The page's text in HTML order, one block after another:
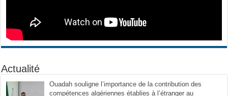
Actualité
Ouadah souligne l’importance de la contribution des
compétences algériennes établies à l’étranger au